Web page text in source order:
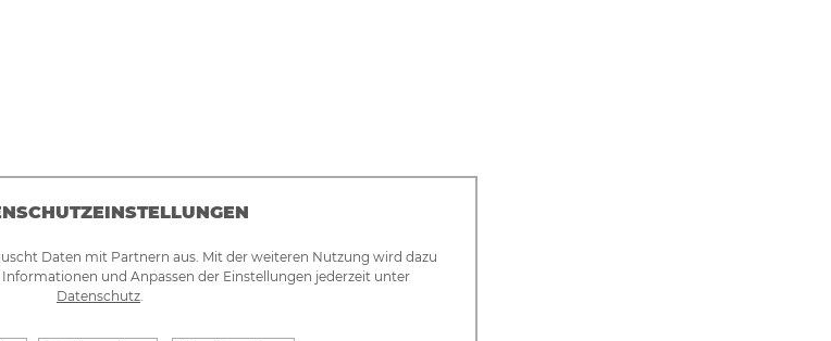
Daten mit Partnern aus. Mit der weiteren Nutzung wird dazu
und Anpassen der Einstellungen jederzeit unter
Datenschutz.